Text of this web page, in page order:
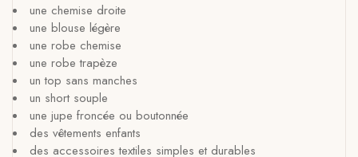
une chemise droite
une blouse légère
une robe chemise
une robe trapèze
un top sans manches
un short souple
une jupe froncée ou boutonnée
des vêtements enfants
des accessoires textiles simples et durables